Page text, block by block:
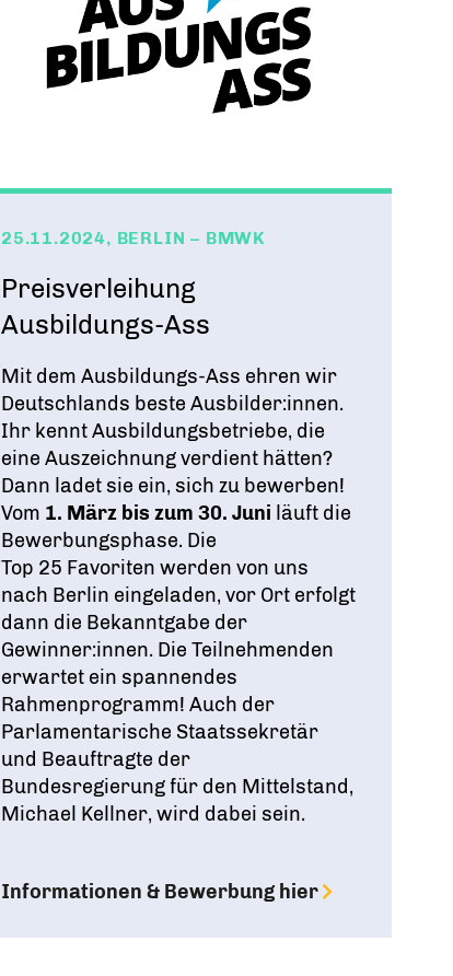
25.11.2024, BERLIN – BMWK
Preisverleihung
Ausbildungs-Ass
Mit dem Ausbildungs-Ass ehren wir
Deutschlands beste Ausbilder:innen.
Ihr kennt Ausbildungsbetriebe, die
eine Auszeichnung verdient hätten?
Dann ladet sie ein, sich zu bewerben!
Vom 1. März bis zum 30. Juni läuft die
Bewerbungsphase. Die
Top 25 Favoriten werden von uns
nach Berlin eingeladen, vor Ort erfolgt
dann die Bekanntgabe der
Gewinner:innen. Die Teilnehmenden
erwartet ein spannendes
Rahmenprogramm! Auch der
Parlamentarische Staatssekretär
und Beauftragte der
Bundesregierung für den Mittelstand,
Michael Kellner, wird dabei sein.
Informationen & Bewerbung hier